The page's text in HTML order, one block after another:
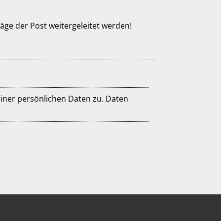
der Post weitergeleitet werden!
Daten zu. Daten